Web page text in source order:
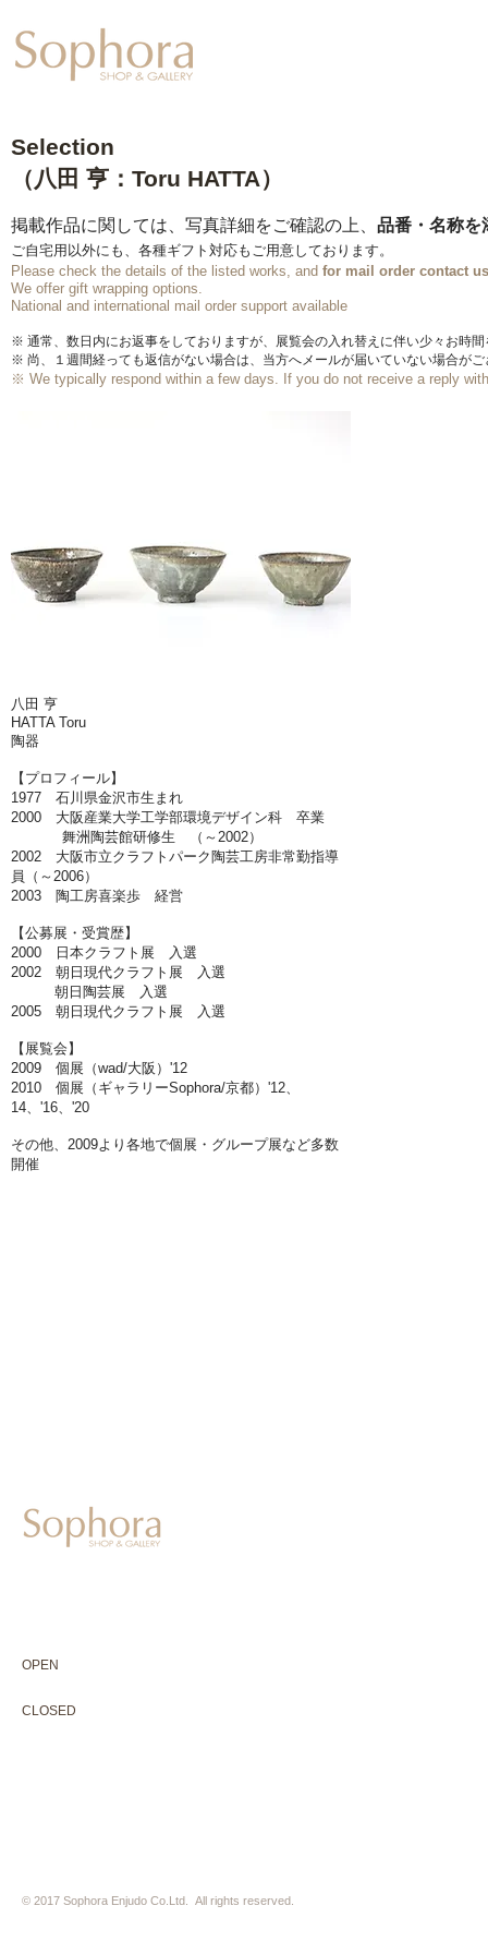
Selection
（八田 亨：Toru HATTA）
掲載作品に関しては、写真詳細をご確認の上、 品番・名称を
ご自宅用以外にも、各種ギフト対応もご用意しております。
Please check the details of the listed works, and for mail order contact
We offer gift wrapping options.
​National and international mail order support available
※ 通常、数日内にお返事をしておりますが、展覧会の入れ替えに伴い少々お時
※ 尚、１週間経っても返信がない場合は、当方へメールが届いていない場合が
※ We typically respond within a few days. If you do not receive a reply
八田 亨
HATTA Toru
陶器
【プロフィール】
1977 石川県金沢市生まれ
2000 大阪産業大学工学部環境デザイン科 卒業
舞洲陶芸館研修生 （～2002）
2002 大阪市立クラフトパーク陶芸工房非常勤指導
員（～2006）
2003 陶工房喜楽歩 経営
【公募展・受賞歴】
2000 日本クラフト展 入選
2002 朝日現代クラフト展 入選
朝日陶芸展 入選
2005 朝日現代クラフト展 入選
【展覧会】
2009 個展（wad/大阪）'12
2010 個展（ギャラリーSophora/京都）'12、
14、'16、'20
その他、2009より各地で個展・グループ展など多数
開催
OPEN
CLOSED
© 2017 Sophora Enjudo Co.Ltd. All rights reserved.